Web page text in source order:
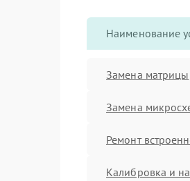
Наименование
Замена матрицы
Замена
Ремонт
Калибровка и